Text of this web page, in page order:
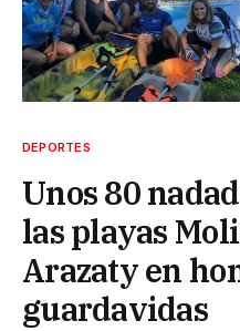
DEPORTES
Unos 80
las playas
Arazaty en
guardavidas